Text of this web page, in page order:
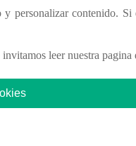
personalizar contenido. Si
leer nuestra pagina